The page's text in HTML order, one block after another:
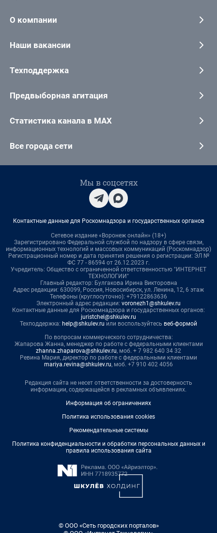
О компании
Наши вакансии
Техподдержка
Предвыборная агитация
Статистика канала в MAX
Все города сети
Мы в соцсетях
Контактные данные для Роскомнадзора и государственных органов
Сетевое издание «Воронеж онлайн» (18+)
Зарегистрировано Федеральной службой по надзору в сфере связи,
информационных технологий и массовых коммуникаций (Роскомнадзор)
Регистрационный номер и дата принятия решения о регистрации: ЭЛ №
ФС 77 - 86594 от 26.12.2023 г.
Учредитель: Общество с ограниченной ответственностью "ИНТЕРНЕТ
ТЕХНОЛОГИИ"
Главный редактор: Булгакова Ирина Викторовна
Адрес редакции: 630099, Россия, Новосибирск, ул. Ленина, 12, 6 этаж
Телефоны (круглосуточно): +79122863636
Электронный адрес редакции: voronezh1@shkulev.ru
Контактные данные для Роскомнадзора и государственных органов:
juristchel@shkulev.ru
Техподдержка: help@shkulev.ru или воспользуйтесь веб-формой
По вопросам коммерческого сотрудничества:
Жапарова Жанна, менеджер по работе с федеральными клиентами
zhanna.zhaparova@shkulev.ru, моб. + 7 982 640 34 32
Ревина Мария, директор по работе с федеральными клиентами
mariya.revina@shkulev.ru, моб. +7 910 402 4056
Редакция сайта не несет ответственности за достоверность
информации, содержащейся в рекламных объявлениях.
Информация об ограничениях
Политика использования cookies
Рекомендательные системы
Политика конфиденциальности и обработки персональных данных и
правила использования сайта
© ООО «Сеть городских порталов»